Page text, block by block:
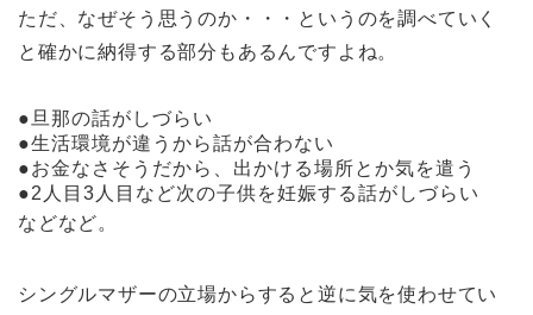
ただ、なぜそう思うのか・・・というのを調べていく
と確かに納得する部分もあるんですよね。
●旦那の話がしづらい
●生活環境が違うから話が合わない
●お金なさそうだから、出かける場所とか気を遣う
●2人目3人目など次の子供を妊娠する話がしづらい
などなど。
シングルマザーの立場からすると逆に気を使わせてい